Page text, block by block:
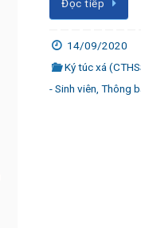
Đọc tiếp
14/09/2020
Ký túc xá
- Sinh viên Thông